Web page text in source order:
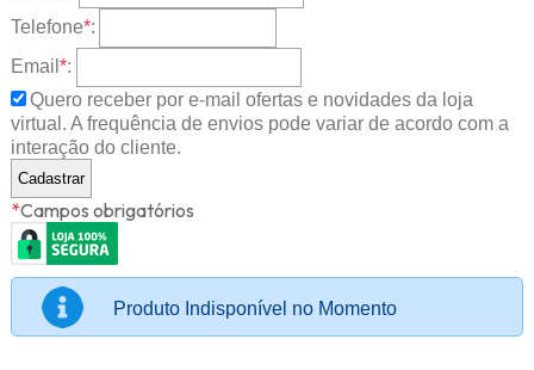
Telefone*:
Email *:
Quero receber por e-mail ofertas e novidades da loja
virtual. A frequência de envios pode variar de acordo com a
interação do cliente.
*Campos obrigatórios
Produto Indisponível no Momento